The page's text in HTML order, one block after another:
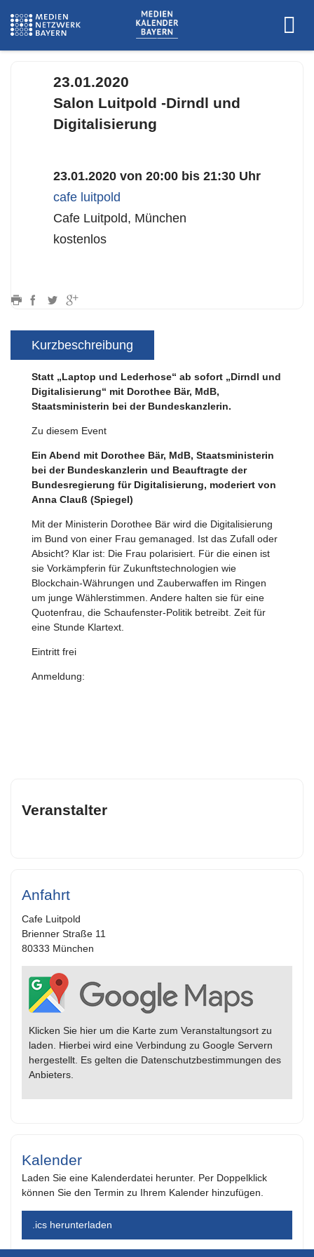
23.01.2020
Salon Luitpold -Dirndl und
Digitalisierung
23.01.2020 von 20:00 bis 21:30 Uhr
cafe luitpold
Cafe Luitpold, München
kostenlos
Kurzbeschreibung
Statt „Laptop und Lederhose“ ab sofort „Dirndl und
Digitalisierung“ mit Dorothee Bär, MdB,
Staatsministerin bei der Bundeskanzlerin.
Zu diesem Event
Ein Abend mit Dorothee Bär, MdB, Staatsministerin
bei der Bundeskanzlerin und Beauftragte der
Bundesregierung für Digitalisierung, moderiert von
Anna Clauß (Spiegel)
Mit der Ministerin Dorothee Bär wird die Digitalisierung
im Bund von einer Frau gemanaged. Ist das Zufall oder
Absicht? Klar ist: Die Frau polarisiert. Für die einen ist
sie Vorkämpferin für Zukunftstechnologien wie
Blockchain-Währungen und Zauberwaffen im Ringen
um junge Wählerstimmen. Andere halten sie für eine
Quotenfrau, die Schaufenster-Politik betreibt. Zeit für
eine Stunde Klartext.
Eintritt frei
Anmeldung:
Veranstalter
Anfahrt
Cafe Luitpold
Brienner Straße 11
80333 München
Klicken Sie hier um die Karte zum Veranstaltungsort zu
laden. Hierbei wird eine Verbindung zu Google Servern
hergestellt. Es gelten die Datenschutzbestimmungen des
Anbieters.
Kalender
Laden Sie eine Kalenderdatei herunter. Per Doppelklick
können Sie den Termin zu Ihrem Kalender hinzufügen.
.ics herunterladen